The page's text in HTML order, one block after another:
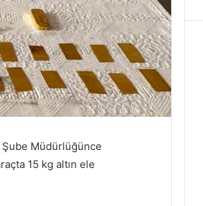
Şube Müdürlüğünce
15 kg altın ele